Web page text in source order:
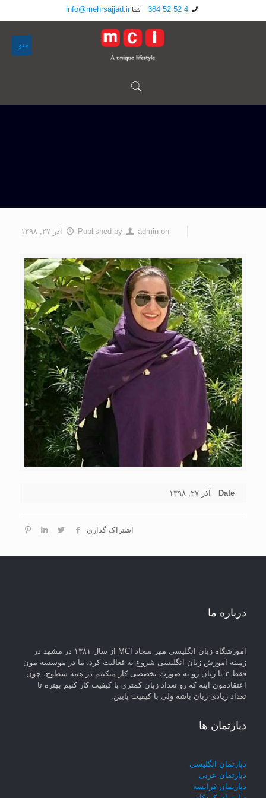
4 52 52 384
info@mehrsajjad.ir
منو
Published by admin on آذر ۲۷, ۱۳۹۸
Date آذر ۲۷, ۱۳۹۸
اشتراک گذاری
درباره ما
آموزشگاه زبان انگلیسی مهر سجاد MCI از سال ۱۳۸۱ در مشهد در
زمینه آموزش زبان انگلیسی شروع به فعالیت کرد، ما در موسسه مون
فقط ۳ تا زبان رو به صورت تخصصی کار میکنیم در همه سطوح، چون
اعتقادمون اینه که رو تعداد زبان کمتری با کیفیت کار کنیم بهتره تا
تعداد زیادی زبان باشه ولی با کیفیت پایین.
دپارتمان ها
دپارتمان انگلیسی
دپارتمان عربی
دپارتمان فرانسه